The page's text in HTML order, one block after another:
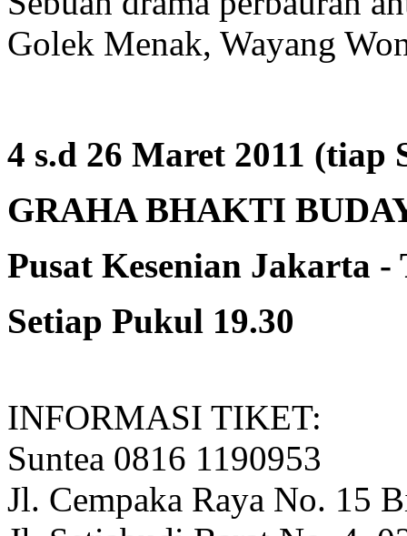
Golek Menak, Wayang
4 s.d 26 Maret 2011 (tiap
GRAHA BHAKTI
Pusat Kesenian Jakarta
Setiap Pukul 19.30
INFORMASI TIKET:
Suntea 0816 1190953
Jl. Cempaka Raya No. 15